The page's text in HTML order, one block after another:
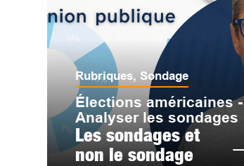
Rubriques, Sondage
Élections américaines -
Analyser les sondages
Les sondages et
non le sondage